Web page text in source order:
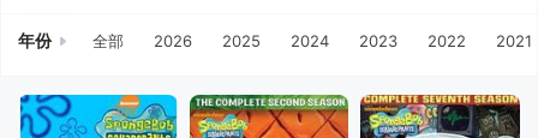
年份 全部 2026 2025 2024 2023 2022 2021